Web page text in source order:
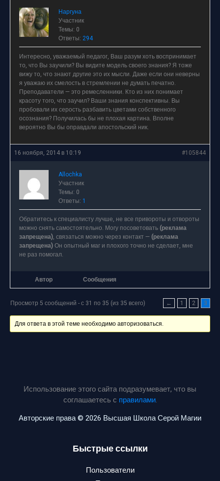
Наргуна
Участник
Темы: 0
Ответы: 294
Интересно, уважаемый педагог, Ваш разум хоть воспринимает
то, что Вы заучили? Вы видите модель своего знания? Я тоже
вижу то, что знают другие это их мысли. Даже если они неверны
я уважаю их смелость в стремлении не думать печатно.
Преподаватели — это ремесленники. Кто из них понимает
красоту того, что заучил? Ваши знания конспективны. Вы
пробовали их серость разбавить цветами собственного
осознания? Получилась бы не плохая картина. Вполне
вероятно Вы бы оправдали апостольский ник.
16 ноября, 2014 в 10:19 #105844
Allochka
Участник
Темы: 0
Ответы: 1
Обратитесь к специалисту лучше, не все привороты и отвороты
можно снять самостоятельно. Могу посоветовать (реклама
запрещена), связаться можно через контакт — (реклама
запрещена)Он опытный маг и плохого точно не сделает, мне
не раз помогал.
Автор Сообщения
Просмотр 5 сообщений - с 31 по 35 (из 35 всего) ← 1 2 3
Для ответа в этой теме необходимо авторизоваться.
Использование этого сайта подразумевает, что вы
соглашаетесь с правилами.
Авторские права © 2026 Высшая Школа Серой Магии
Быстрые ссылки
Пользователи